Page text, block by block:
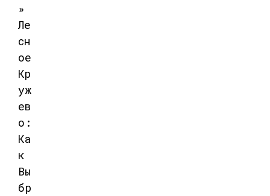
»
Ле
сн
ое
Кр
уж
ев
о:
Ка
к
Вы
бр